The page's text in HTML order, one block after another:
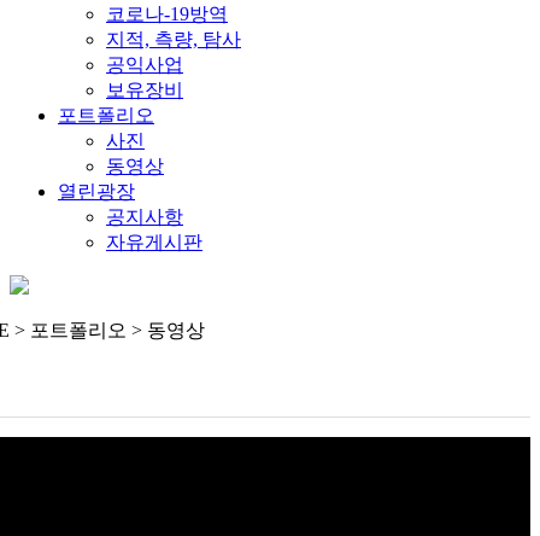
코로나-19방역
지적, 측량, 탐사
공익사업
보유장비
포트폴리오
사진
동영상
열린광장
공지사항
자유게시판
> 포트폴리오 > 동영상